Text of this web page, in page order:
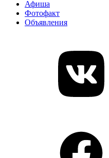
Афиша
Фотофакт
Объявления